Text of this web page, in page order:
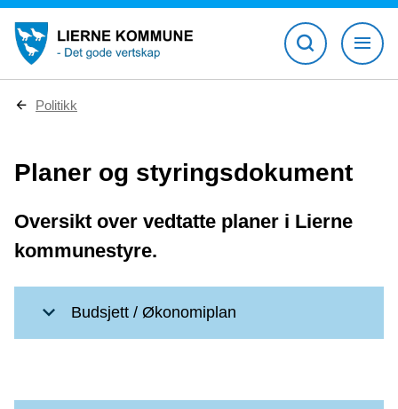
D
h
e
:
Politikk
Planer og styringsdokument
Oversikt over vedtatte planer i Lierne
kommunestyre.
Budsjett / Økonomiplan